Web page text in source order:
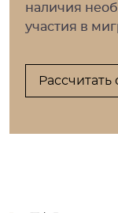
наличия
участия в
Рассчитать